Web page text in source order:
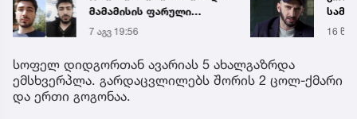
მამამისის ფარული
ჩანაწერიდან - გიგა
ავალიანის მკვლელობის
საქმე
7 აგვ 19:56 16
სოფელ დიდგორთან ავარიას 5 ახალგაზრდა
ემსხვერპლა. გარდაცვლილებს შორის 2 ცოლ-ქმარი
და ერთი გოგონაა.